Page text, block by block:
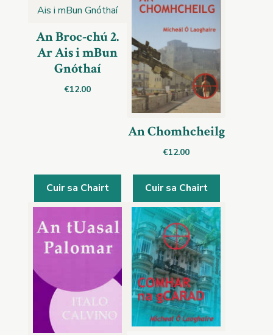
An Broc-chú 2.
Ar Ais i mBun
Gnóthaí
€12.00
Cuir sa Chairt
An Chomhcheilg
€12.00
Cuir sa Chairt